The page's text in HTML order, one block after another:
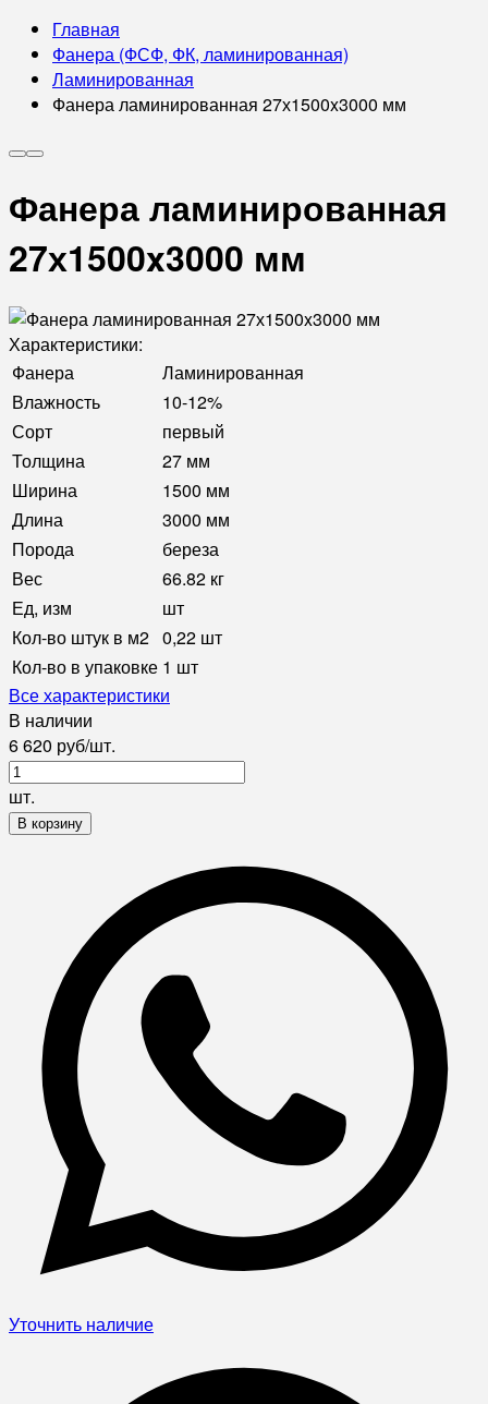
Главная
Фанера (ФСФ, ФК, ламинированная)
Ламинированная
Фанера ламинированная 27х1500x3000 мм
Фанера ламинированная
27х1500x3000 мм
Характеристики:
Фанера
Ламинированная
Влажность
10-12%
Сорт
первый
Толщина
27 мм
Ширина
1500 мм
Длина
3000 мм
Порода
береза
Вес
66.82 кг
Ед, изм
шт
Кол-во штук в м2 0,22 шт
Кол-во в упаковке 1 шт
Все характеристики
В наличии
6 620 руб/шт.
шт.
В корзину
Уточнить наличие